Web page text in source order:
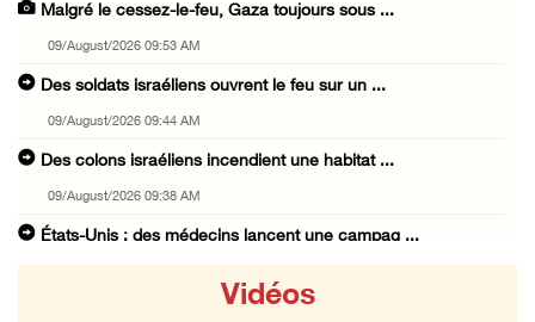
Malgré le cessez-le-feu, Gaza toujours sous ...
09/August/2026 09:53 AM
Des soldats israéliens ouvrent le feu sur un ...
09/August/2026 09:44 AM
Des colons israéliens incendient une habitat ...
09/August/2026 09:38 AM
États-Unis : des médecins lancent une campag ...
Vidéos